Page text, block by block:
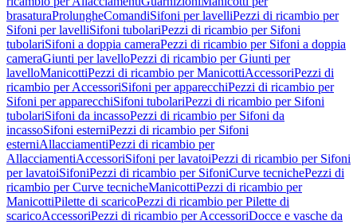
brasaturaProlungheComandiSifoni per lavelliPezzi di ricambio per
Sifoni per lavelliSifoni tubolariPezzi di ricambio per Sifoni
tubolariSifoni a doppia cameraPezzi di ricambio per Sifoni a doppia
cameraGiunti per lavelloPezzi di ricambio per Giunti per
lavelloManicottiPezzi di ricambio per ManicottiAccessoriPezzi di
ricambio per AccessoriSifoni per apparecchiPezzi di ricambio per
Sifoni per apparecchiSifoni tubolariPezzi di ricambio per Sifoni
tubolariSifoni da incassoPezzi di ricambio per Sifoni da
incassoSifoni esterniPezzi di ricambio per Sifoni
esterniAllacciamentiPezzi di ricambio per
AllacciamentiAccessoriSifoni per lavatoiPezzi di ricambio per Sifoni
per lavatoiSifoniPezzi di ricambio per SifoniCurve tecnichePezzi di
ricambio per Curve tecnicheManicottiPezzi di ricambio per
ManicottiPilette di scaricoPezzi di ricambio per Pilette di
scaricoAccessoriPezzi di ricambio per AccessoriDocce e vasche da